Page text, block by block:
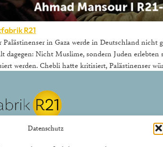
Datenschutz
R21
Palästinenser in Gaza werde in Deutschland
dagegen: Nicht Muslime, sondern Juden
werden. Chebli hatte kritisiert, Palästinenser